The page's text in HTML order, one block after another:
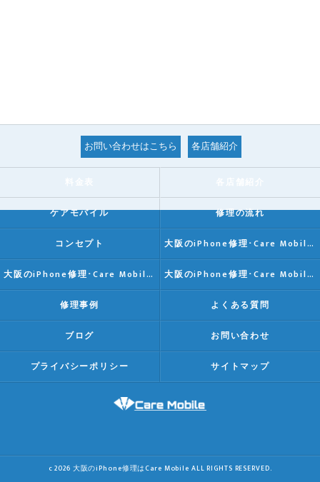
お問い合わせはこちら 各店舗紹介
ケアモバイル 修理の流れ
コンセプト 大阪のiPhone修理･Care Mobileの口コミ情報
大阪のiPhone修理･Care Mobileの評判 大阪のiPhone修理･Care Mobileのお客様の声
修理事例 よくある質問
ブログ お問い合わせ
プライバシーポリシー サイトマップ
c 2026 大阪のiPhone修理はCare Mobile ALL RIGHTS RESERVED.